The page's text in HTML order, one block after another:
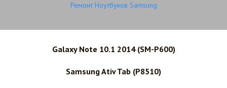
Ремонт Ноутбуков Samsung
Galaxy Note 10.1 2014 (SM-P600)
Samsung Ativ Tab (P8510)